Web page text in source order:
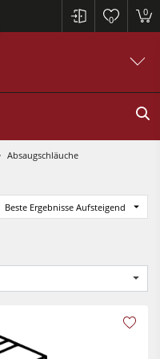
0
0
Absaugschläuche
Beste Ergebnisse Aufsteigend